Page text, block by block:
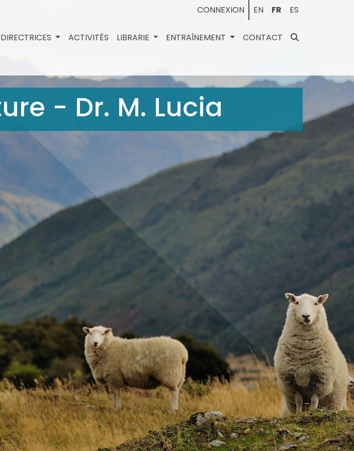
CONNEXION EN FR ES
ACTIVITÉS LIBRARIE ENTRAÎNEMENT CONTACT
- Dr. M. Lucia